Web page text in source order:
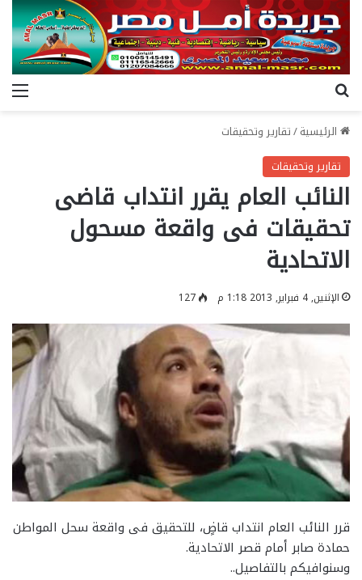
الرئيسية/تقارير وتحقيقات
تقارير وتحقيقات
النائب العام يقرر انتداب قاضى
تحقيقات فى واقعة مسحول
الاتحادية
الإثنين, 4 فبراير, 2013 1:18 م 127
قرر النائب العام انتداب قاضٍ، للتحقيق فى واقعة سحل المواطن
حمادة صابر أمام قصر الاتحادية.
وسنوافيكم بالتفاصيل..